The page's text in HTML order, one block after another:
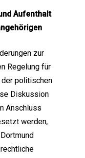
Aufenthalt
zur
Regelung für
politischen
Diskussion
Anschluss
werden,